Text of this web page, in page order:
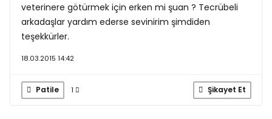
veterinere götürmek için erken mi şuan ? Tecrübeli
arkadaşlar yardım ederse sevinirim şimdiden
teşekkürler.
18.03.2015 14:42
Patile 1 Şikayet Et